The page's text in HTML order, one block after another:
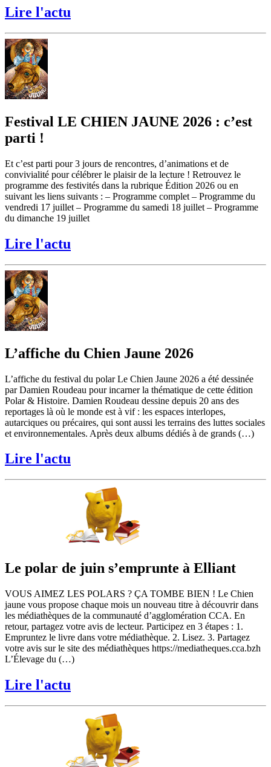
Lire l'actu
Festival LE CHIEN JAUNE 2026 : c’est
parti !
Et c’est parti pour 3 jours de rencontres, d’animations et de
convivialité pour célébrer le plaisir de la lecture ! Retrouvez le
programme des festivités dans la rubrique Édition 2026 ou en
suivant les liens suivants : – Programme complet – Programme du
vendredi 17 juillet – Programme du samedi 18 juillet – Programme
du dimanche 19 juillet
Lire l'actu
L’affiche du Chien Jaune 2026
L’affiche du festival du polar Le Chien Jaune 2026 a été dessinée
par Damien Roudeau pour incarner la thématique de cette édition
Polar & Histoire. Damien Roudeau dessine depuis 20 ans des
reportages là où le monde est à vif : les espaces interlopes,
autarciques ou précaires, qui sont aussi les terrains des luttes sociales
et environnementales. Après deux albums dédiés à de grands (…)
Lire l'actu
Le polar de juin s’emprunte à Elliant
VOUS AIMEZ LES POLARS ? ÇA TOMBE BIEN ! Le Chien
jaune vous propose chaque mois un nouveau titre à découvrir dans
les médiathèques de la communauté d’agglomération CCA. En
retour, partagez votre avis de lecteur. Participez en 3 étapes : 1.
Empruntez le livre dans votre médiathèque. 2. Lisez. 3. Partagez
votre avis sur le site des médiathèques https://mediatheques.cca.bzh
L’Élevage du (…)
Lire l'actu